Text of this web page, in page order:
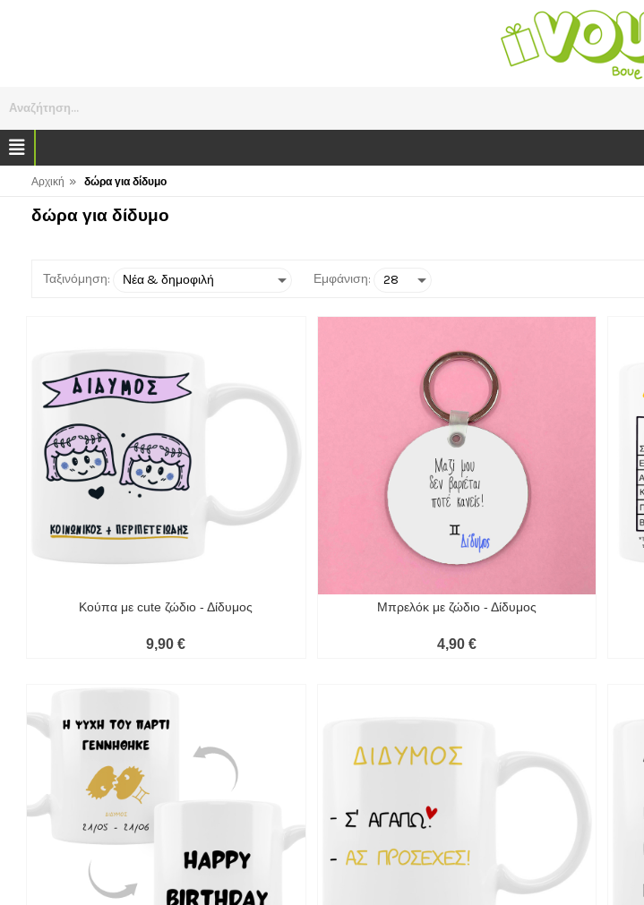
Αναζήτηση...
Αρχική » δώρα για δίδυμο
δώρα για δίδυμο
Ταξινόμηση: Εμφάνιση:
Κούπα με cute ζώδιο - Δίδυμος
9,90 €
Μπρελόκ με ζώδιο - Δίδυμος
4,90 €